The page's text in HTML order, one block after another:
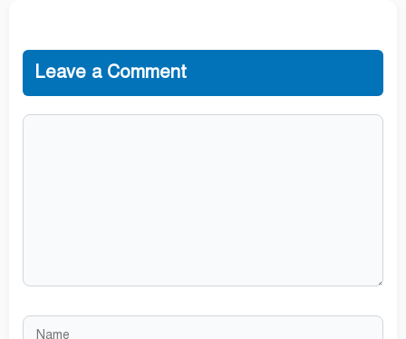
Leave a Comment
Comment
Name